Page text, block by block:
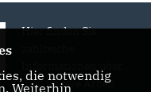
Hier finden Sie
uns, unsere Arbeit
die notwendig
Weiterhin